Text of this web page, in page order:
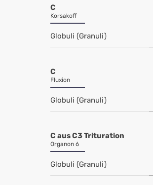
C
Korsakoff
Globuli (Granuli)
C
Fluxion
Globuli (Granuli)
C aus C3 Trituration
Organon 6
Globuli (Granuli)